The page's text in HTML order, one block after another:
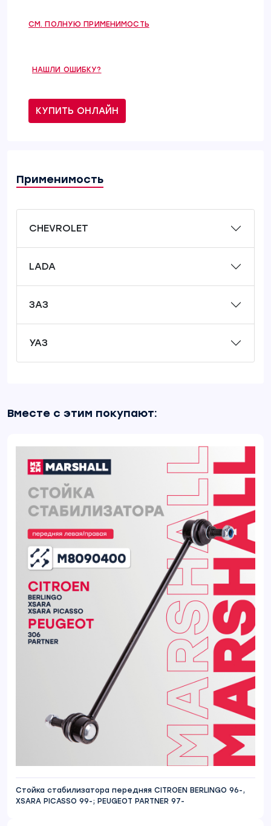
СМ. ПОЛНУЮ ПРИМЕНИМОСТЬ
НАШЛИ ОШИБКУ?
КУПИТЬ ОНЛАЙН
Применимость
CHEVROLET
LADA
ЗАЗ
УАЗ
Вместе с этим покупают:
Стойка стабилизатора передняя CITROEN BERLINGO 96-,
XSARA PICASSO 99-; PEUGEOT PARTNER 97-